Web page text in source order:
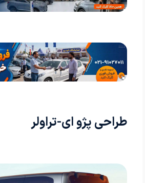
طراحی پژو ای-تراولر